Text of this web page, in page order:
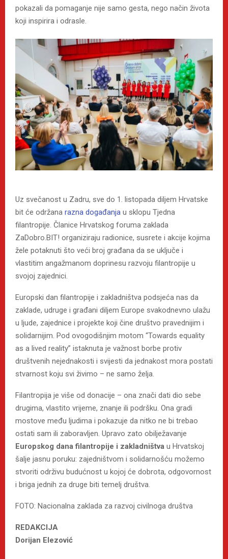
pokazali da pomaganje nije samo gesta, nego način života
koji inspirira i odrasle.
Uz svečanost u Zadru, sve do 1. listopada diljem Hrvatske
bit će održana razna događanja u sklopu Tjedna
filantropije. Članice Hrvatskog foruma zaklada
ZaDobro.BIT! organiziraju radionice, susrete i akcije kojima
žele potaknuti što veći broj građana da se uključe i
vlastitim angažmanom doprinesu razvoju filantropije u
svojoj zajednici.
Europski dan filantropije i zakladništva podsjeća nas da
zaklade, udruge i građani diljem Europe svakodnevno ulažu
u ljude, zajednice i projekte koji čine društvo pravednijim i
solidarnijim. Pod ovogodišnjim motom “Towards equality
as a lived reality” istaknuta je važnost borbe protiv
društvenih nejednakosti i svijesti da jednakost mora postati
stvarnost koju svi živimo – ne samo želja.
Filantropija je više od donacije – ona znači dati dio sebe
drugima, vlastito vrijeme, znanje ili podršku. Ona gradi
mostove među ljudima i pokazuje da nitko ne bi trebao
ostati sam ili zaboravljen. Upravo zato obilježavanje
Europskog dana filantropije i zakladništva u Hrvatskoj
šalje jasnu poruku: zajedništvom i solidarnošću možemo
stvoriti održivu budućnost u kojoj će dobrota, odgovornost
i briga jednih za druge biti temelj društva.
FOTO: Nacionalna zaklada za razvoj civilnoga društva
REDAKCIJA
Dorijan Elezović